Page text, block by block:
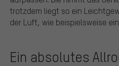
trotzdem liegt so ein
der Luft, wie beispielsweise
Ein absolutes